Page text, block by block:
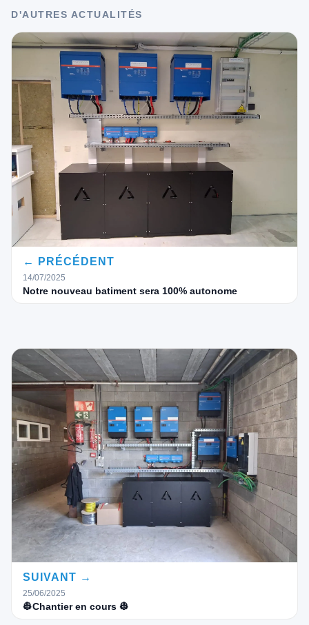
D'AUTRES ACTUALITÉS
← PRÉCÉDENT
14/07/2025
Notre nouveau batiment sera 100% autonome
SUIVANT →
25/06/2025
👷Chantier en cours 👷